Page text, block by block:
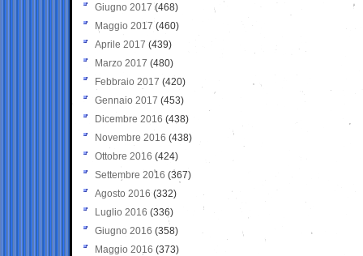
Giugno 2017 (468)
Maggio 2017 (460)
Aprile 2017 (439)
Marzo 2017 (480)
Febbraio 2017 (420)
Gennaio 2017 (453)
Dicembre 2016 (438)
Novembre 2016 (438)
Ottobre 2016 (424)
Settembre 2016 (367)
Agosto 2016 (332)
Luglio 2016 (336)
Giugno 2016 (358)
Maggio 2016 (373)